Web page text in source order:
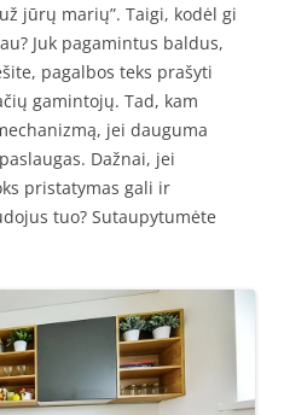
jūrų marių”. Taigi, kodėl gi
Juk pagamintus baldus,
pagalbos teks prašyti
gamintojų. Tad, kam
jei dauguma
Dažnai, jei
pristatymas gali ir
tuo? Sutaupytumėte